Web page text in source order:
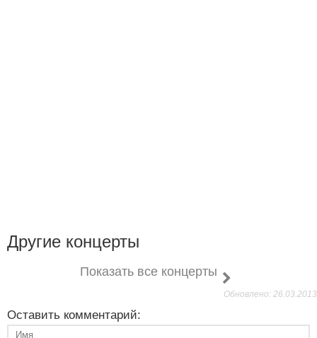
Другие концерты
Показать все концерты
Обновлено: 26.03.2013
Оставить комментарий: